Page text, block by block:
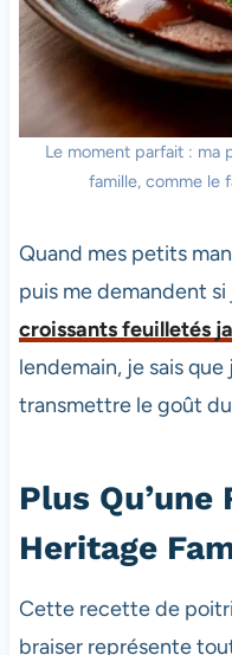
Le moment parfait : ma
famille, comme le
Quand mes petits
puis me demandent
croissants feuilletés
lendemain, je sais que
transmettre le goût
Plus Qu’une
Heritage
Cette recette de
braiser représente